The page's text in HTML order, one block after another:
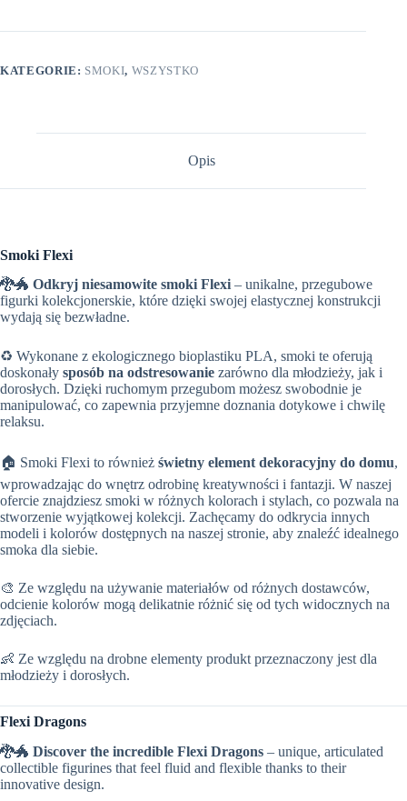
KATEGORIE: SMOKI, WSZYSTKO
Opis
Smoki Flexi
🐉🐲 Odkryj niesamowite smoki Flexi – unikalne, przegubowe
figurki kolekcjonerskie, które dzięki swojej elastycznej konstrukcji
wydają się bezwładne.
♻️ Wykonane z ekologicznego bioplastiku PLA, smoki te oferują
doskonały sposób na odstresowanie zarówno dla młodzieży, jak i
dorosłych. Dzięki ruchomym przegubom możesz swobodnie je
manipulować, co zapewnia przyjemne doznania dotykowe i chwilę
relaksu.
🏠 Smoki Flexi to również świetny element dekoracyjny do domu,
wprowadzając do wnętrz odrobinę kreatywności i fantazji. W naszej
ofercie znajdziesz smoki w różnych kolorach i stylach, co pozwala na
stworzenie wyjątkowej kolekcji. Zachęcamy do odkrycia innych
modeli i kolorów dostępnych na naszej stronie, aby znaleźć idealnego
smoka dla siebie.
🎨 Ze względu na używanie materiałów od różnych dostawców,
odcienie kolorów mogą delikatnie różnić się od tych widocznych na
zdjęciach.
👶 Ze względu na drobne elementy produkt przeznaczony jest dla
młodzieży i dorosłych.
Flexi Dragons
🐉🐲 Discover the incredible Flexi Dragons – unique, articulated
collectible figurines that feel fluid and flexible thanks to their
innovative design.